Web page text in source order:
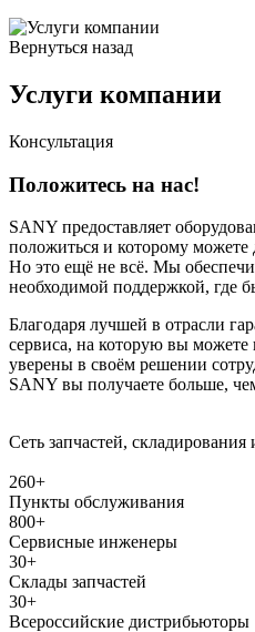
Вернуться назад
Услуги компании
Консультация
Положитесь на нас!
SANY предоставляет
положиться и которому можете
Но это ещё не всё. Мы
необходимой поддержкой, где
Благодаря лучшей в отрасли
сервиса, на которую вы можете
уверены в своём решении
SANY вы получаете больше,
Сеть запчастей,
260+
Пункты обслуживания
800+
Сервисные инженеры
30+
Склады запчастей
30+
Всероссийские дистрибьюторы